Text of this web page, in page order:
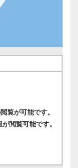
覧が可能です。
閲覧可能です。